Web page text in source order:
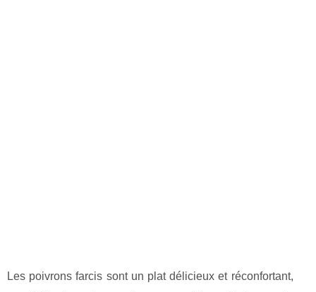
Les poivrons farcis sont un plat délicieux et réconfortant,